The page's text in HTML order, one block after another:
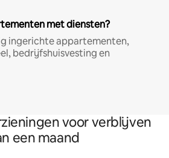
met diensten?
ingerichte appartementen,
bedrijfshuisvesting en
voor verblijven
een maand